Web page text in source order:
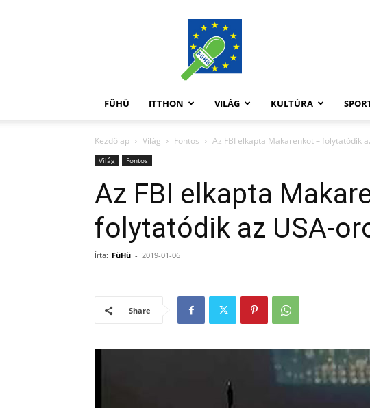
FüHü
FÜHÜ ITTHON VILÁG KULTÚRA
Kezdőlap Világ Fontos Az FBI elkapta Makarenkot – folytatódik
Világ Fontos
Az FBI elkapta
folytatódik az USA-
Írta: FüHü - 2019-01-06
Share